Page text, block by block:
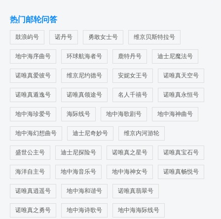
热门邮轮问答
鼓浪屿号 诺丹号 勇敢女士号 维京贝斯特拉号
地中海序曲号 环球航海者号 鹿特丹号 迪士尼魔法号
诺唯真爱彼号 维京尼约德号 安妮女王号 诺唯真天空号
诺唯真遁逸号 诺唯真领途号 名人千禧号 诺唯真永恒号
地中海珍爱号 海际线号 地中海歌剧号 地中海神曲号
地中海幻想曲号 迪士尼奇妙号 维京内河游轮
盛世公主号 迪士尼探险号 诺唯真之星号 诺唯真宝石号
海洋自主号 地中海音乐号 地中海神女号 诺唯真畅悦号
诺唯真逍遥号 地中海和谐号 诺唯真翡翠号
诺唯真之勇号 地中海诗歌号 地中海海际线号